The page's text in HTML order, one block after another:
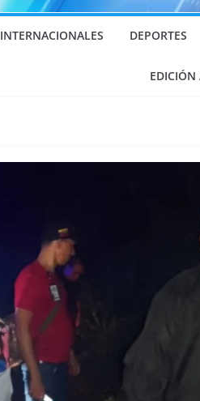
INTERNACIONALES DEPORTES
EDICIÓN